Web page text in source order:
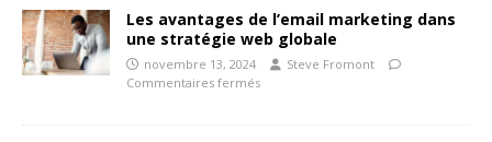
Les avantages de l’email marketing dans
une stratégie web globale
novembre 13, 2024
Steve Fromont
Commentaires fermés